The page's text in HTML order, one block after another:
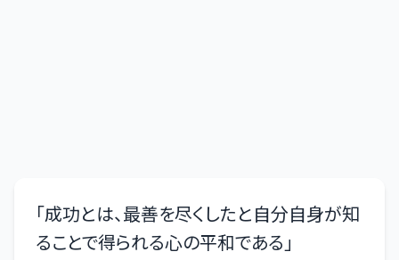
「成功とは、最善を尽くしたと自分自身が知
ることで得られる心の平和である 」